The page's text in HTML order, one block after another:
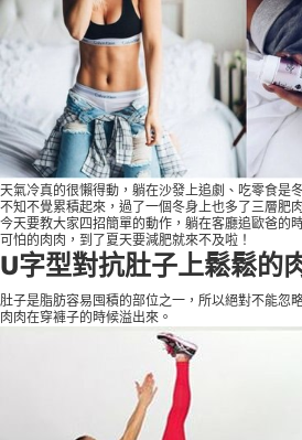
天氣冷真的很懶得動，躺在沙發上追劇、吃零食是
不知不覺累積起來，過了一個冬身上也多了三層肥
今天要教大家四招簡單的動作，躺在客廳追歐爸的
可怕的肉肉，到了夏天要減肥就來不及啦！
U字型對抗肚子上鬆鬆的
肚子是脂肪容易囤積的部位之一，所以絕對不能忽
肉肉在穿褲子的時候溢出來。